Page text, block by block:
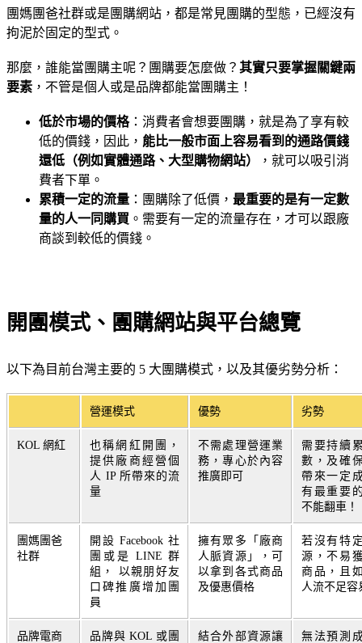
團媽團爸社群或是團購網站，都是常見團購的型態，已經沒有
拘泥於固定的型式。
那麼，誰能當團購主呢？團購要怎麼做？ 其實只要掌握關鍵兩
要素 ，不管是個人或是品牌都能當團購主！
低於市場的價格：消費者會想要團購，就是為了享有較
低的價錢，因此， 能比一般市面上容易看到的通路價錢
還低（例如實體通路、大型購物網站）
，就可以吸引消
費者下單。
累積一定的流量 ：團購除了低價， 最重要的是有一定數
量的人一同購買 。需要有一定的流量存在，才可以跟廠
商談到較低的價錢。
開團模式、團購網站與平台總覽
以下為目前台灣主要的 5 大團購模式，以及其優劣勢分析：
營運模式 優勢 劣勢
KOL 網紅
也稱網紅開團，
提供廠商經營個
人 IP 所帶來的流
量
不需處理營運業
務，專心於內容
推廣即可
需要持續
數，及確
帶來一定
有最重要
不能翻車！
團媽團爸
社群
開設 Facebook 社
團或是 LINE 群
組， 以親朋好友
口碑推廣增加團
員
擁有眾多「廠商
人脈資源」，可
以拿到各式商品
及優惠價格
若沒有特
源，不易
商品，且
人流不足容
品牌電商
品牌與 KOL 或團
結合外部資源讓
無法預測